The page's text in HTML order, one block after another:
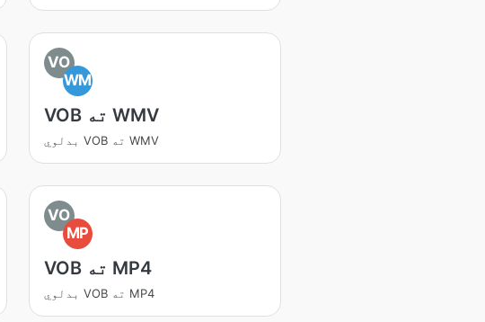
VO
WM
VOB ته WMV
بدلوي VOB ته WMV
VO
MP
VOB ته MP4
بدلوي VOB ته MP4